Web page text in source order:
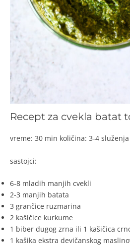
Recept za cvekla batat
vreme: 30 min količina: 3-4 služenja
sastojci:
6-8 mladih manjih cvekli
2-3 manjih batata
3 grančice ruzmarina
2 kašičice kurkume
1 biber dugog zrna ili 1 kašičica
1 kašika ekstra devičanskog